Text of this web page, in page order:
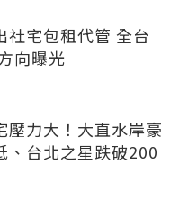
社宅包租代管 全台
向曝光
壓力大！大直水岸豪
、台北之星跌破200